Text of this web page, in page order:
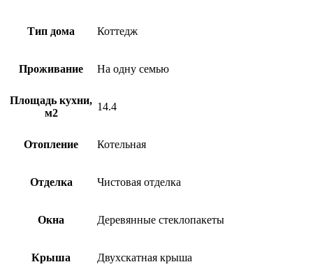
Тип дома Коттедж
Проживание На одну семью
Площадь кухни,
м2
14.4
Отопление Котельная
Отделка Чистовая отделка
Окна Деревянные стеклопакеты
Крыша Двухскатная крыша